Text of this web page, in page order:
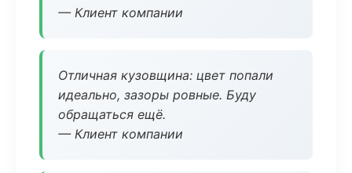
— Клиент компании
Отличная кузовщина: цвет попали
идеально, зазоры ровные. Буду
обращаться ещё.
— Клиент компании